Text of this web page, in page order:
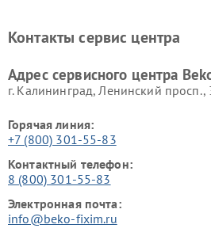
Ремонт холодильников Beko
Контакты сервис центра
Адрес сервисного центра
г. Калининград, Ленинский просп.,
Горячая линия:
+7 (800) 301-55-83
Контактный телефон:
8 (800) 301-55-83
Электронная почта:
info@beko-fixim.ru